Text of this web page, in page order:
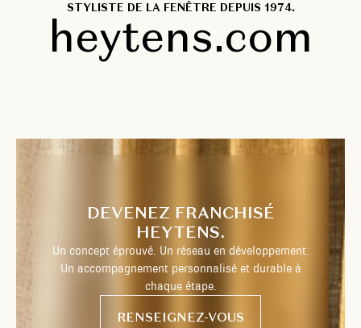
STYLISTE DE LA FENÊTRE DEPUIS 1974.
heytens.com
DEVENEZ FRANCHISÉ
HEYTENS.
Un concept éprouvé. Un réseau en développement.
Un accompagnement personnalisé et durable à
chaque étape.
RENSEIGNEZ-VOUS